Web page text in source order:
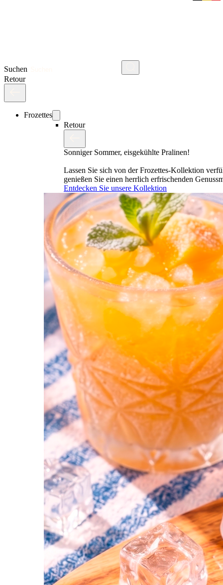
Suchen
Retour
Frozettes
Retour
Sonniger Sommer, eisgekühlte Pralinen!
Lassen Sie sich von der Frozettes-Kollektion
genießen Sie einen herrlich erfrischenden
Entdecken Sie unsere Kollektion